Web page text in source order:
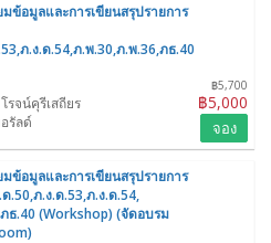
มข้อมูลและการเขียนสรุปรายการ
ภ.ง.ด.54,ภ.พ.30,ภ.พ.36,ภธ.40
฿5,700
฿5,000
รจน์คุรีเสถียร
รัลด์
จอง
มข้อมูลและการเขียนสรุปรายการ
.50,ภ.ง.ด.53,ภ.ง.ด.54,
ธ.40 (Workshop) (จัดอบรม